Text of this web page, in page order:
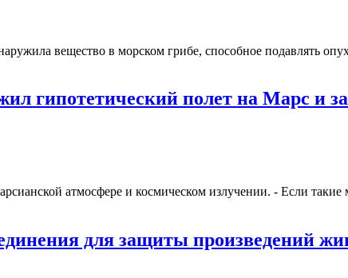
вещество в морском грибе, способное подавлять
гипотетический полет на Марс и
атмосфере и космическом излучении. - Если
для защиты произведений